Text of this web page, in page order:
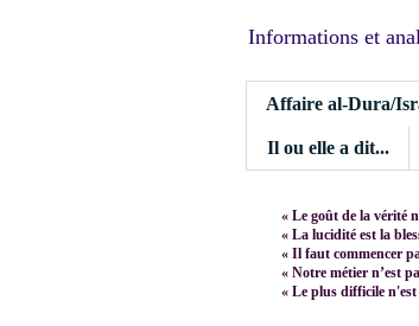
Informations et
Affaire al-Dura/
Il ou elle a dit...
« Le goût de la vérité
« La lucidité est la
« Il faut commencer
« Notre métier n’est
« Le plus difficile n'est